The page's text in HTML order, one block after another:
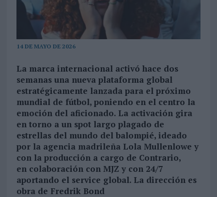
14 DE MAYO DE 2026
La marca internacional activó hace dos
semanas una nueva plataforma global
estratégicamente lanzada para el próximo
mundial de fútbol, poniendo en el centro la
emoción del aficionado. La activación gira
en torno a un spot largo plagado de
estrellas del mundo del balompié, ideado
por la agencia madrileña Lola Mullenlowe y
con la producción a cargo de Contrario,
en colaboración con MJZ y con 24/7
aportando el service global. La dirección es
obra de Fredrik Bond